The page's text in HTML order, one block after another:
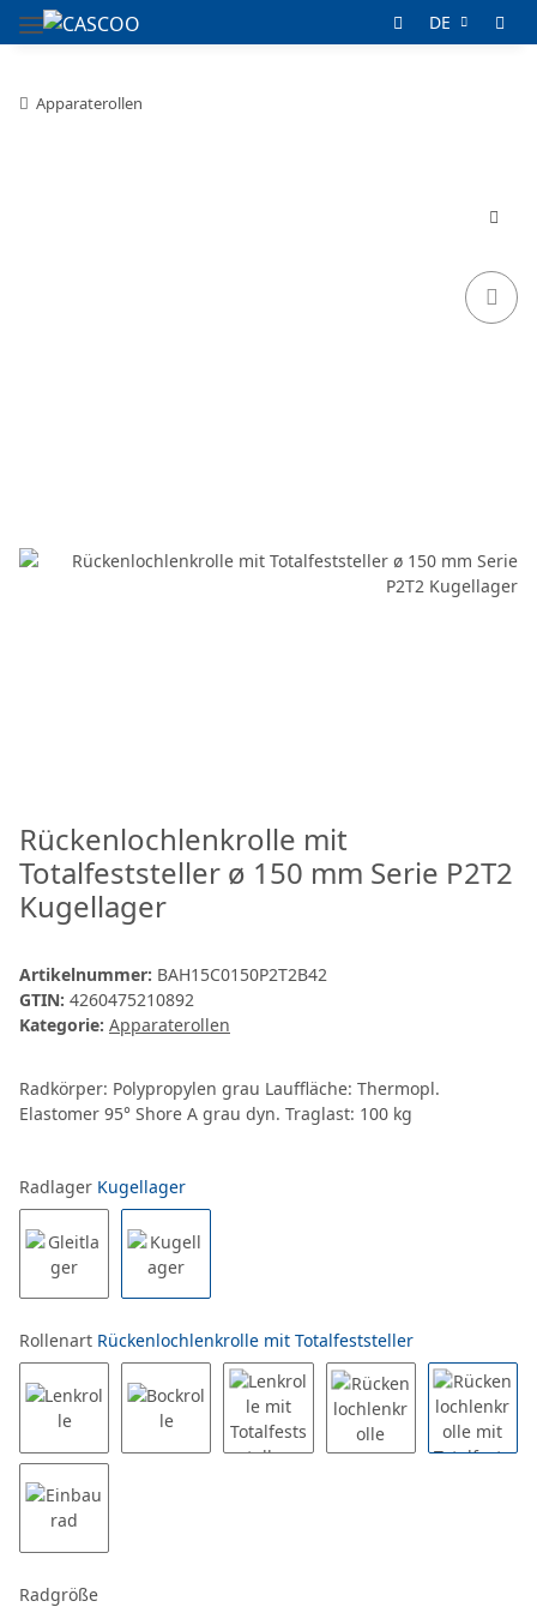
DE
Apparaterollen
Rückenlochlenkrolle mit
Totalfeststeller ø 150 mm Serie P2T2
Kugellager
Artikelnummer: BAH15C0150P2T2B42
GTIN: 4260475210892
Kategorie: Apparaterollen
Radkörper: Polypropylen grau Lauffläche: Thermopl.
Elastomer 95° Shore A grau dyn. Traglast: 100 kg
Radlager Kugellager
Rollenart Rückenlochlenkrolle mit Totalfeststeller
Radgröße